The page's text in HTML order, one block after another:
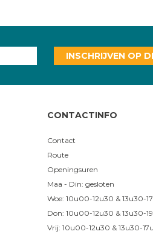
INSCHRIJVEN OP
CONTACTINFO
Contact
Route
Openingsuren
Maa - Din: gesloten
Woe: 10u00-12u30 & 13u30-
Don: 10u00-12u30 & 13u30-
Vrij: 10u00-12u30 & 13u30-